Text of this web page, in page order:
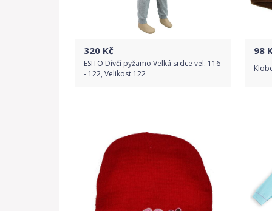
320 Kč
ESITO Dívčí pyžamo Velká srdce vel. 116
- 122, Velikost 122
Detail produktu
98